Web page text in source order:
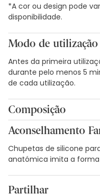
*A cor ou design pode
disponibilidade.
Modo de utilização
Antes da primeira
durante pelo menos 5
de cada utilização.
Composição
Silicone.
Aconselhamento
Chupetas de silicone
anatómica imita a
Partilhar